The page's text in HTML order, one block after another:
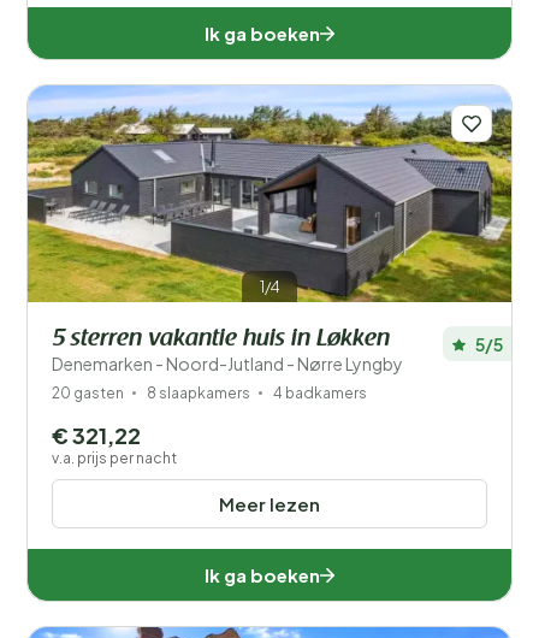
Ik ga boeken
1/4
5 sterren vakantie huis in Løkken
Denemarken - Noord-Jutland - Nørre Lyngby
5/5
20 gasten 8 slaapkamers 4 badkamers
Meer lezen
€ 321,22
v.a. prijs per nacht
Ik ga boeken